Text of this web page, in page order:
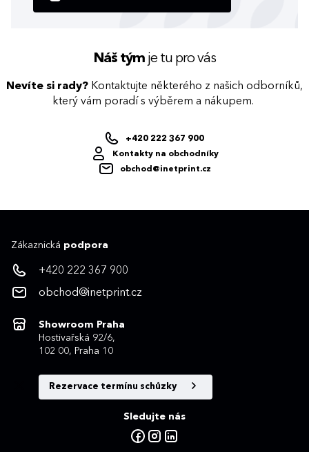
Náš týmje tu pro vás
Nevíte si rady? Kontaktujte některého z našich odborníků,
který vám poradí s výběrem a nákupem.
+420 222 367 900
Kontakty na obchodníky
obchod@inetprint.cz
Zákaznická podpora
+420 222 367 900
obchod@inetprint.cz
Showroom Praha
Hostivařská 92/6,
102 00, Praha 10
Rezervace termínu schůzky
Sledujte nás